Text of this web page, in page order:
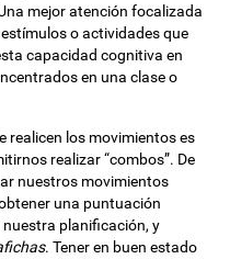
mejor atención focalizada
o actividades que
capacidad cognitiva en
en una clase o
realicen los movimientos es
realizar “combos”. De
nuestros movimientos
una puntuación
planificación, y
. Tener en buen estado